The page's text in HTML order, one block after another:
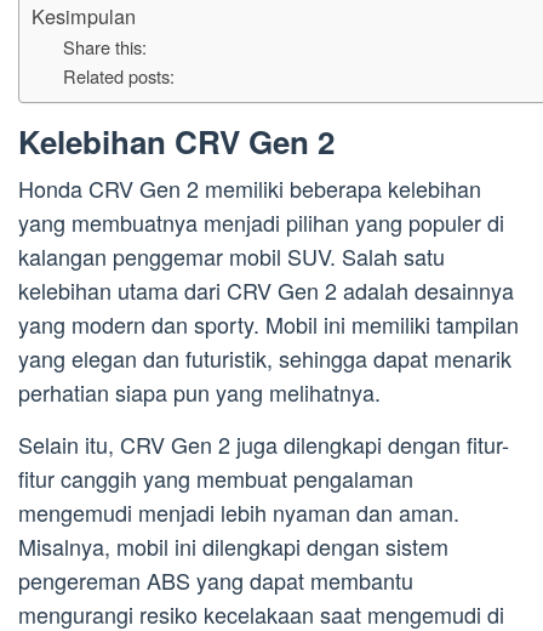
Kesimpulan
Share this:
Related posts:
Kelebihan CRV Gen 2
Honda CRV Gen 2 memiliki beberapa kelebihan
yang membuatnya menjadi pilihan yang populer di
kalangan penggemar mobil SUV. Salah satu
kelebihan utama dari CRV Gen 2 adalah desainnya
yang modern dan sporty. Mobil ini memiliki tampilan
yang elegan dan futuristik, sehingga dapat menarik
perhatian siapa pun yang melihatnya.
Selain itu, CRV Gen 2 juga dilengkapi dengan fitur-
fitur canggih yang membuat pengalaman
mengemudi menjadi lebih nyaman dan aman.
Misalnya, mobil ini dilengkapi dengan sistem
pengereman ABS yang dapat membantu
mengurangi resiko kecelakaan saat mengemudi di